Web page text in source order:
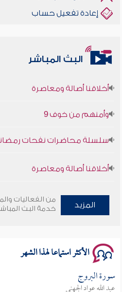
إعادة تفعيل حساب
البث المباشر
سلسلة محاضرات نفحات رمضانية
المزيد
من الفعاليات
خدمة البث
الأكثر استماعا لهذا الشهر
سورة البروج
عبد الله عواد الجهني